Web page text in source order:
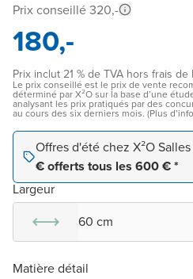
Prix conseillé 320,-
180,-
Prix inclut 21 % de TVA hors frais de
Le prix conseillé est le prix de vente
déterminé par X²O sur la base d’une
analysant les prix pratiqués par des
au cours des six derniers mois. (Plus
Offres d'été chez X²O
€ offerts tous les 600 € *
Largeur
60 cm
Matière détail